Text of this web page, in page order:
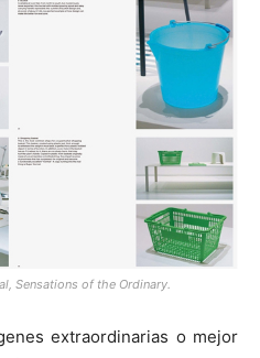
Sensations of the Ordinary.
extraordinarias o mejor